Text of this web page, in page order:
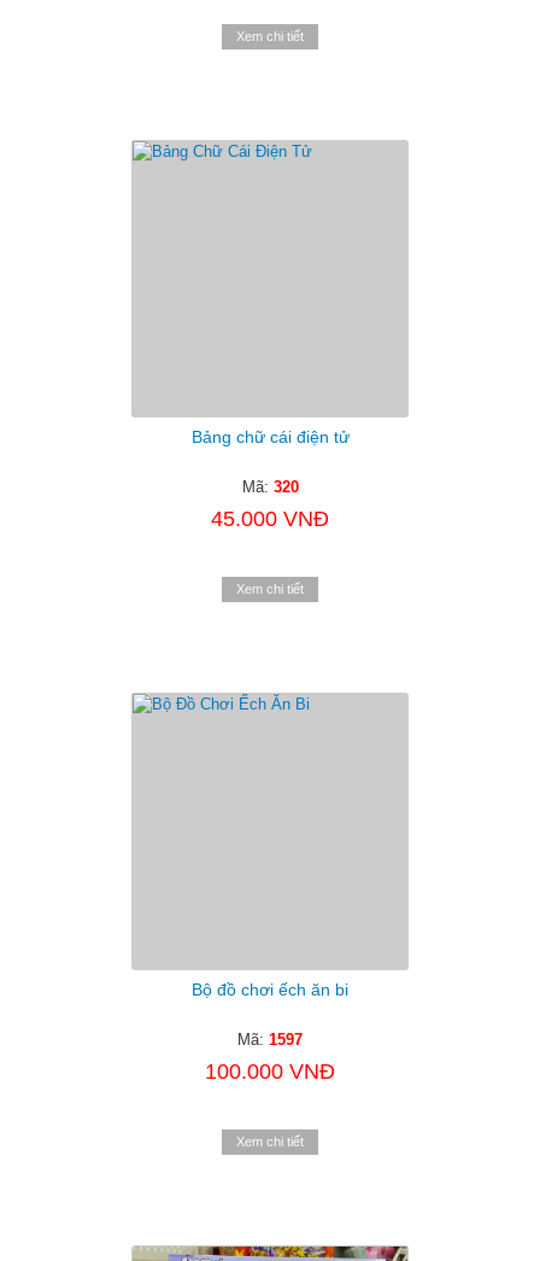
Xem chi tiết
Bảng chữ cái điện tử
Mã: 320
45.000 VNĐ
Xem chi tiết
Bộ đồ chơi ếch ăn bi
Mã: 1597
100.000 VNĐ
Xem chi tiết